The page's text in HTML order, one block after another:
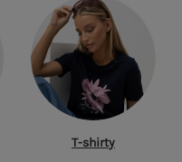
T-shirty